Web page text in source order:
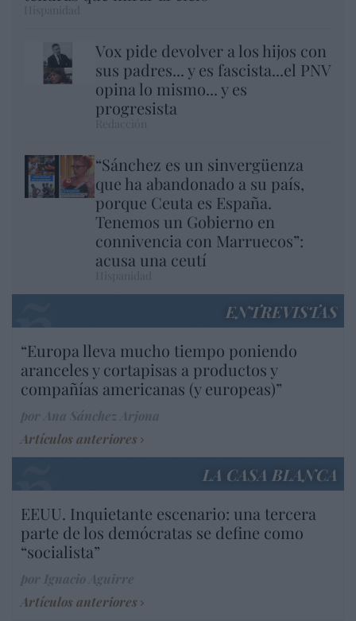
Vox pide devolver a los hijos con
sus padres... y es fascista...el PNV
opina lo mismo... y es
progresista
“Sánchez es un sinvergüenza
que ha abandonado a su país,
porque Ceuta es España.
Tenemos un Gobierno en
connivencia con Marruecos”:
acusa una ceutí
ENTREVISTAS
“Europa lleva mucho tiempo poniendo
aranceles y cortapisas a productos y
compañías americanas (y europeas)”
Artículos anteriores
LA CASA BLANCA
EEUU. Inquietante escenario: una tercera
parte de los demócratas se define como
“socialista”
Artículos anteriores